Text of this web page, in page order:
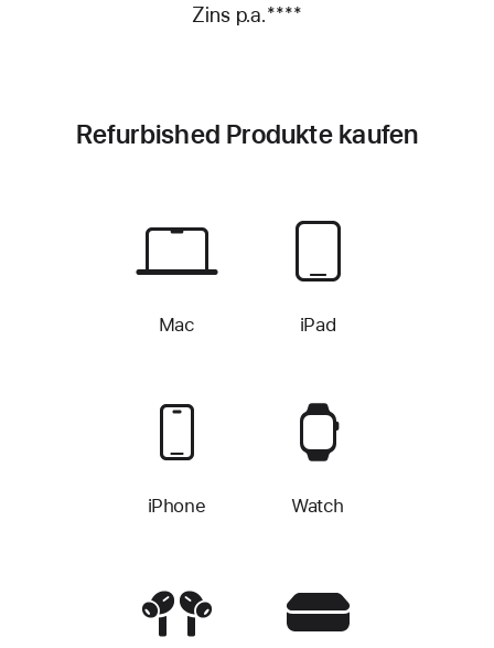
Zins p.a.Fußnote
****
Refurbished Produkte kaufen
Mac iPad
iPhone Watch